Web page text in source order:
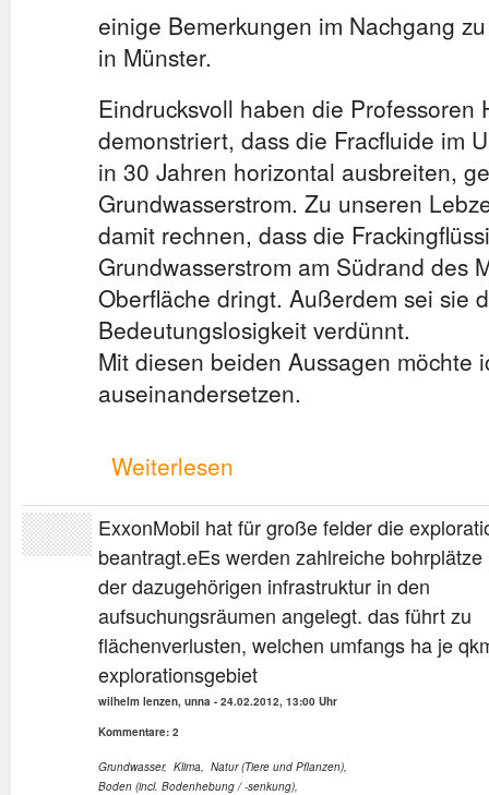
einige Bemerkungen im Nachgang
in Münster.
Eindrucksvoll haben die Professoren
demonstriert, dass die Fracfluide im
in 30 Jahren horizontal ausbreiten,
Grundwasserstrom. Zu unseren
damit rechnen, dass die
Grundwasserstrom am Südrand des
Oberfläche dringt. Außerdem sei sie
Bedeutungslosigkeit verdünnt.
Mit diesen beiden Aussagen möchte
auseinandersetzen.
Weiterlesen
ExxonMobil hat für große felder die
beantragt.eEs werden zahlreiche bohrplätze
der dazugehörigen infrastruktur in den
aufsuchungsräumen angelegt. das führt zu
flächenverlusten, welchen umfangs ha je
explorationsgebiet
wilhelm lenzen, unna - 24.02.2012, 13:00 Uhr
Kommentare: 2
Grundwasser, Klima, Natur (Tiere und Pflanzen),
Boden (incl. Bodenhebung / -senkung),